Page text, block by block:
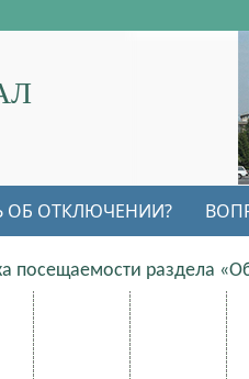
ОБ ОТКЛЮЧЕНИИ?
посещаемости раздела